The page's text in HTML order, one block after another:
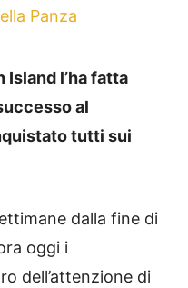
Panza
Island l’ha fatta
al
tutti sui
dalla fine di
oggi i
dell’attenzione di